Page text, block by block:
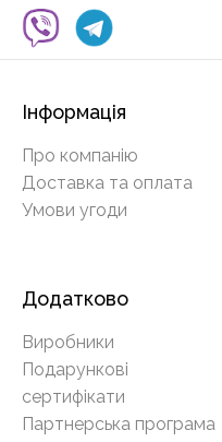
Інформація
Про компанію
Доставка та оплата
Умови угоди
Додатково
Виробники
Подарункові
сертифікати
Партнерська програма